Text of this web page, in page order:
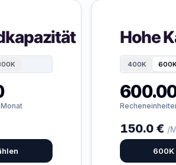
Hohe
400K 600K
150.0 € /
600K